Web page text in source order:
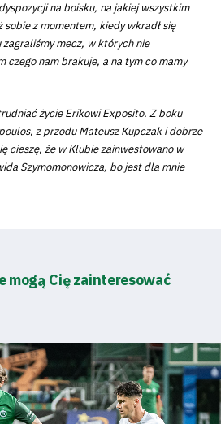
na boisku, na jakiej wszystkim
sobie z momentem, kiedy wkradł się
mecz, w których nie
czego nam brakuje, a na tym co mamy
życie Erikowi Exposito. Z boku
z przodu Mateusz Kupczak i dobrze
cieszę, że w Klubie zainwestowano w
Szymomonowicza, bo jest dla mnie
mogą Cię zainteresować